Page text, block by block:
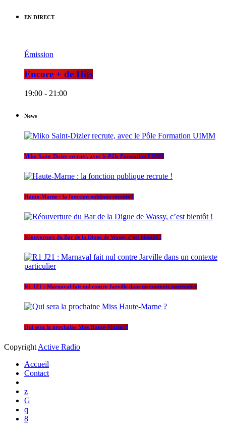
EN DIRECT
Émission
Encore + de Hits
19:00 - 21:00
News
Miko Saint-Dizier recrute, avec le Pôle Formation UIMM
Haute-Marne : la fonction publique recrute !
Réouverture du Bar de la Digue de Wassy, c’est bientôt !
R1 J21 : Marnaval fait nul contre Jarville dans un contexte particulier
Qui sera la prochaine Miss Haute-Marne ?
Copyright Active Radio
Accueil
Contact